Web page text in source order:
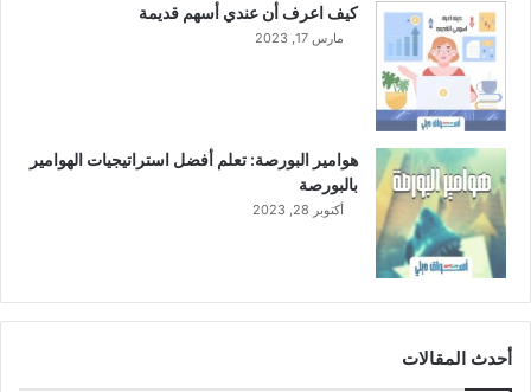
كيف اعرف أن عندي أسهم قديمة
مارس 17, 2023
هوامير البورصة: تعلم أفضل استراتيجيات الهوامير
بالبورصة
أكتوبر 28, 2023
أحدث المقالات